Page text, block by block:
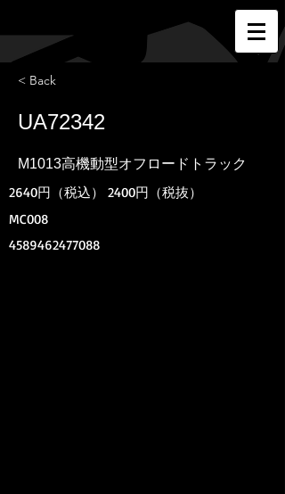
< Back
UA72342
M1013高機動型オフロードトラック
2640円（税込） 2400円（税抜）
MC008
4589462477088